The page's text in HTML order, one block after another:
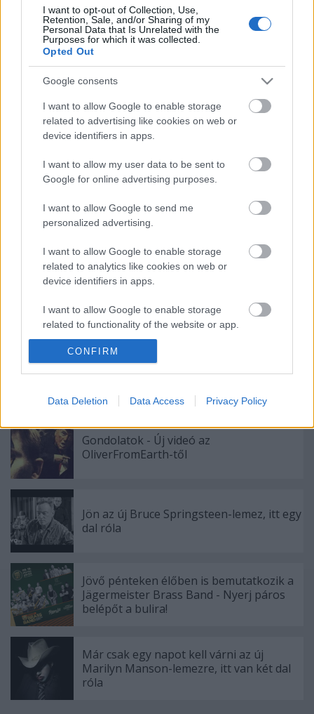
I want to opt-out of Collection, Use,
Retention, Sale, and/or Sharing of my
Personal Data that Is Unrelated with the
Purposes for which it was collected.
Opted Out
Google consents
I want to allow Google to enable storage
related to advertising like cookies on web or
device identifiers in apps.
I want to allow my user data to be sent to
Google for online advertising purposes.
I want to allow Google to send me
personalized advertising.
I want to allow Google to enable storage
related to analytics like cookies on web or
device identifiers in apps.
I want to allow Google to enable storage
related to functionality of the website or app.
I want to allow Google to enable storage
I want to allow Google to enable storage
functionality and fraud prevention, and other
user protection.
CONFIRM
Data Deletion Data Access Privacy Policy
bokáig érő bőrkabátos alakok között tipegő rikító
vörös lakkruhába öltözött meghatározhatatlan
nemű élőlénybe botlik, amint a hipermarketben
éppen sört vásárolnak, vagy véres gyolccsal betekert
múmiaszerű képződmények szállnak fel a
villamosra. A helyi lakosok legalábbis rezignáltan
fogadják őket, hiszen megszokták, hogy két évtizede
minden Pünkösdkor fura figurák szállják meg a
városukat.
Wave-Gothic-Treffen
2011. 06.10-13.
Címkék:rock fesztivál dark goth wave lipcse
Ajánlott bejegyzések:
A jazz és a klasszikus zene találkozása,
Gondolatok - Új videó az
OliverFromEarth-től
Jön az új Bruce Springsteen-lemez, itt egy
dal róla
Jövő pénteken élőben is bemutatkozik a
Jägermeister Brass Band - Nyerj páros
belépőt a bulira!
Már csak egy napot kell várni az új
Marilyn Manson-lemezre, itt van két dal
róla